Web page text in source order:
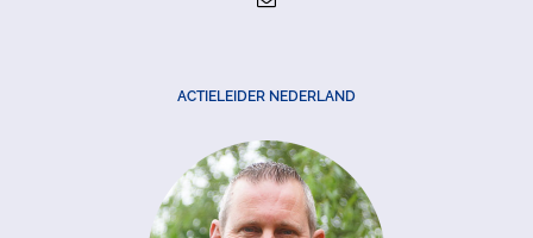
ACTIELEIDER NEDERLAND